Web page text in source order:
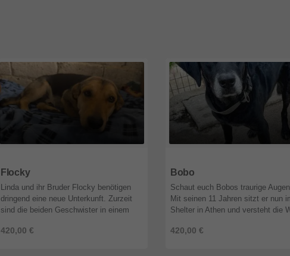
Flocky
420,00 €
Linda und ihr Bruder Flocky benötigen
dringend eine neue Unterkunft. Zurzeit
sind die beiden Geschwister in einem
Dort müssen sie aber weg, da ...
Bobo
420,00 €
Schaut euch Bobos traurige
Mit seinen 11 Jahren sitzt er nun
Shelter in Athen und versteht die
Familie. Seit er ein Welpe war. Un